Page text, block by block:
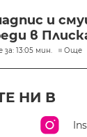
и
в
за: 13:05 мин. Още
НИ В